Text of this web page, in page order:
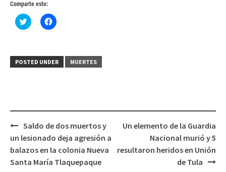
Comparte esto:
Haz
clic
(Se
abre
Haz
clic
(Se
abre
POSTED UNDER MUERTES
Post
navigation
Saldo de dos muertos y
un lesionado deja agresión a
balazos en la colonia Nueva
Santa María Tlaquepaque
Un elemento de la Guardia
Nacional murió y 5
resultaron heridos en Unión
de Tula